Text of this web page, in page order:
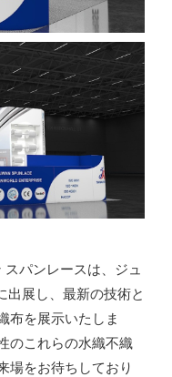
パンレースは、ジュ
出展し、最新の技術と
布を展示いたしま
のこれらの水織不織
場をお待ちしており